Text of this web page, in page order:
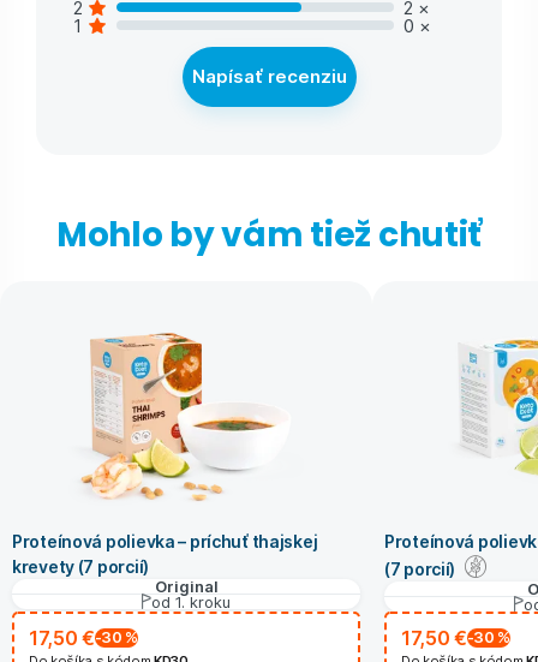
2 2 ×
1 0 ×
Napísať recenziu
Mohlo by vám tiež chutiť
Proteínová polievka – príchuť thajskej
krevety (7 porcií)
Original
od 1. kroku
17,50 €-30 %
Proteínová
(7 porcií)
17,50 €-30 %